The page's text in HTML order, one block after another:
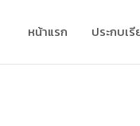
หน้าแรก ประกบเ